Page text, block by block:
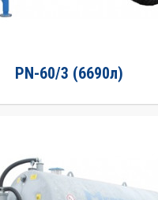
PN-60/3 (6690л)